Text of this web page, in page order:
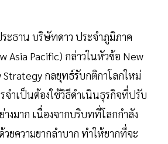
ะธาน บริษัทดาว ประจำภูมิภาค
Asia Pacific) กล่าวในหัวข้อ New
Strategy กลยุทธ์รับกติกาโลกใหม่
จำเป็นต้องใช้วิธีดำเนินธุรกิจที่ปรับ
งมาก เนื่องจากบริบทที่โลกกำลัง
ยความยากลำบาก ทำให้ยากที่จะ